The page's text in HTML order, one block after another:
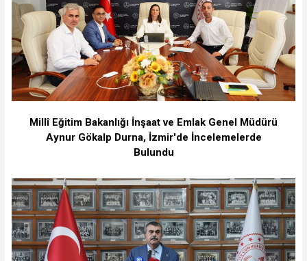
Millî Eğitim Bakanlığı İnşaat ve Emlak Genel Müdürü
Aynur Gökalp Durna, İzmir'de İncelemelerde
Bulundu